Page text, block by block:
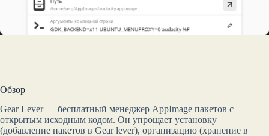
Обзор
Gear Lever — бесплатный менеджер AppImage пакетов с
открытым исходным кодом. Он упрощает установку
(добавление пакетов в Gear lever), организацию (хранение в